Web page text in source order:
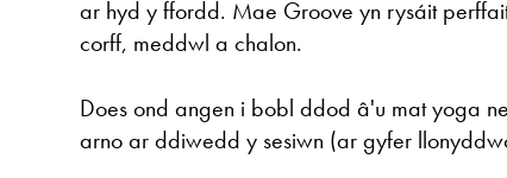
ar hyd y ffordd. Mae Groove yn rysáit
corff, meddwl a chalon.
Does ond angen i bobl ddod â'u mat yoga
arno ar ddiwedd y sesiwn (ar gyfer